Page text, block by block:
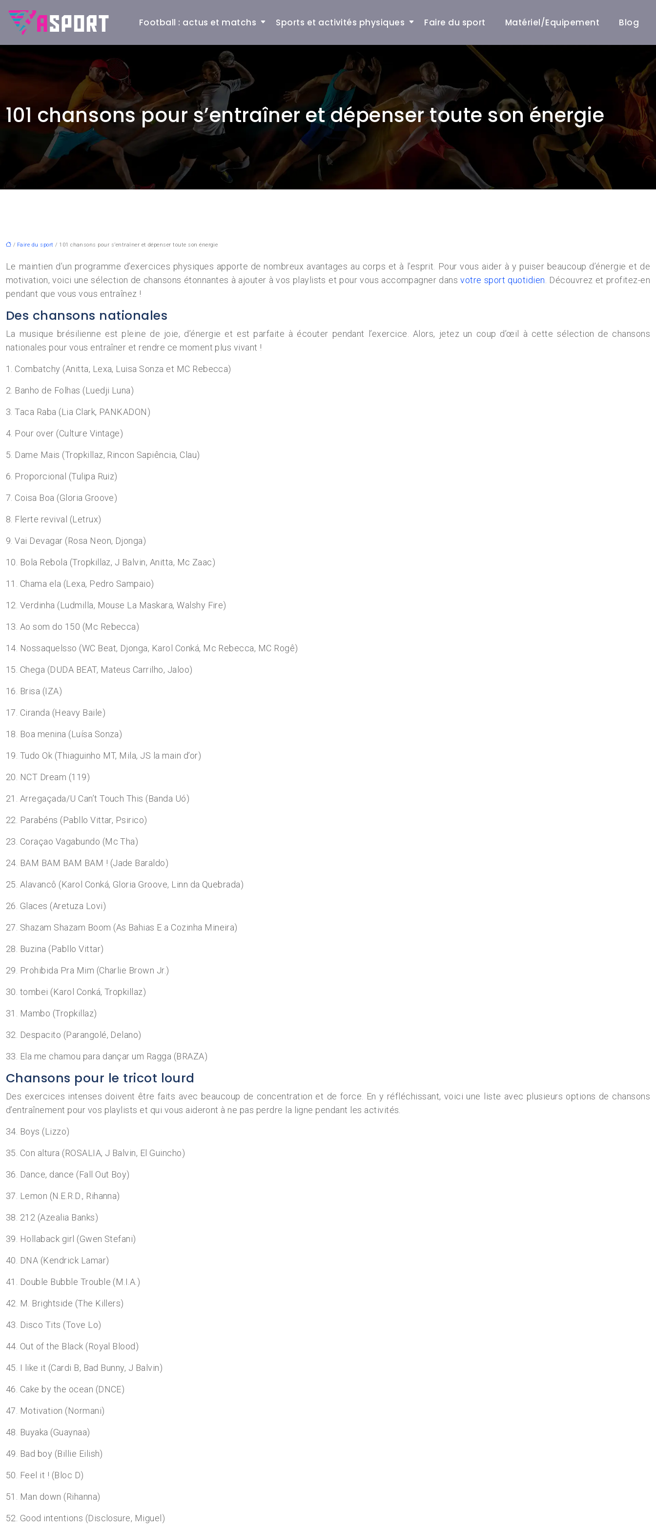
Football : actus et matchs Sports et activités physiques Faire du sport Matériel/Equipement Blog
101 chansons pour s’entraîner et dépenser toute son énergie
/ Faire du sport / 101 chansons pour s’entraîner et dépenser toute son énergie
Le maintien d’un programme d’exercices physiques apporte de nombreux avantages au corps et à l’esprit. Pour vous aider à y puiser beaucoup d’énergie et de
motivation, voici une sélection de chansons étonnantes à ajouter à vos playlists et pour vous accompagner dansvotre sport quotidien . Découvrez et profitez-en
pendant que vous vous entraînez !
Des chansons nationales
La musique brésilienne est pleine de joie, d’énergie et est parfaite à écouter pendant l’exercice. Alors, jetez un coup d’œil à cette sélection de chansons
nationales pour vous entraîner et rendre ce moment plus vivant !
1. Combatchy (Anitta, Lexa, Luisa Sonza et MC Rebecca)
2. Banho de Folhas (Luedji Luna)
3. Taca Raba (Lia Clark, PANKADON)
4. Pour over (Culture Vintage)
5. Dame Mais (Tropkillaz, Rincon Sapiência, Clau)
6. Proporcional (Tulipa Ruiz)
7. Coisa Boa (Gloria Groove)
8. Flerte revival (Letrux)
9. Vai Devagar (Rosa Neon, Djonga)
10. Bola Rebola (Tropkillaz, J Balvin, Anitta, Mc Zaac)
11. Chama ela (Lexa, Pedro Sampaio)
12. Verdinha (Ludmilla, Mouse La Maskara, Walshy Fire)
13. Ao som do 150 (Mc Rebecca)
14. Nossaquelsso (WC Beat, Djonga, Karol Conká, Mc Rebecca, MC Rogê)
15. Chega (DUDA BEAT, Mateus Carrilho, Jaloo)
16. Brisa (IZA)
17. Ciranda (Heavy Baile)
18. Boa menina (Luísa Sonza)
19. Tudo Ok (Thiaguinho MT, Mila, JS la main d’or)
20. NCT Dream (119)
21. Arregaçada/U Can’t Touch This (Banda Uó)
22. Parabéns (Pabllo Vittar, Psirico)
23. Coraçao Vagabundo (Mc Tha)
24. BAM BAM BAM BAM ! (Jade Baraldo)
25. Alavancô (Karol Conká, Gloria Groove, Linn da Quebrada)
26. Glaces (Aretuza Lovi)
27. Shazam Shazam Boom (As Bahias E a Cozinha Mineira)
28. Buzina (Pabllo Vittar)
29. Prohibida Pra Mim (Charlie Brown Jr.)
30. tombei (Karol Conká, Tropkillaz)
31. Mambo (Tropkillaz)
32. Despacito (Parangolé, Delano)
33. Ela me chamou para dançar um Ragga (BRAZA)
Chansons pour le tricot lourd
Des exercices intenses doivent être faits avec beaucoup de concentration et de force. En y réfléchissant, voici une liste avec plusieurs options de chansons
d’entraînement pour vos playlists et qui vous aideront à ne pas perdre la ligne pendant les activités.
34. Boys (Lizzo)
35. Con altura (ROSALIA, J Balvin, El Guincho)
36. Dance, dance (Fall Out Boy)
37. Lemon (N.E.R.D., Rihanna)
38. 212 (Azealia Banks)
39. Hollaback girl (Gwen Stefani)
40. DNA (Kendrick Lamar)
41. Double Bubble Trouble (M.I.A.)
42. M. Brightside (The Killers)
43. Disco Tits (Tove Lo)
44. Out of the Black (Royal Blood)
45. I like it (Cardi B, Bad Bunny, J Balvin)
46. Cake by the ocean (DNCE)
47. Motivation (Normani)
48. Buyaka (Guaynaa)
49. Bad boy (Billie Eilish)
50. Feel it ! (Bloc D)
51. Man down (Rihanna)
52. Good intentions (Disclosure, Miguel)